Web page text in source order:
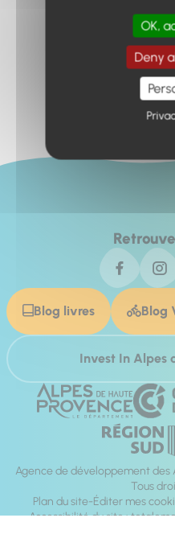
Retour
Blog livres Blog
Invest In Alpes
Agence de développement
Tous
Plan du site Éditer mes
Accessibilité du site :
OK,
Deny